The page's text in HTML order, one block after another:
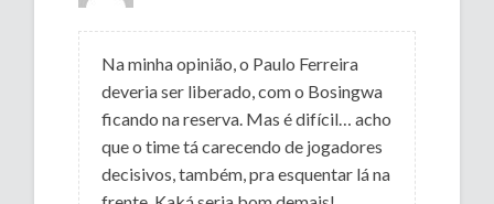
Na minha opinião, o Paulo Ferreira
deveria ser liberado, com o Bosingwa
ficando na reserva. Mas é difícil… acho
que o time tá carecendo de jogadores
decisivos, também, pra esquentar lá na